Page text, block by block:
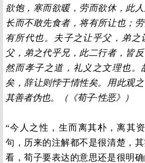
欲饱，寒而欲暖，劳而欲休，此
长而不敢先食者，将有所让也；
有所代也。夫子之让乎父，弟之
父，弟之代乎兄，此二行者，皆
然而孝子之道，礼义之文理也。
矣，辞让则悖于情性矣。用此观
其善者伪也。（《荀子·性恶》）
“今人之性，生而离其朴，离其
句，历来的注解都不是很清楚，
看，荀子要表达的意思还是很明